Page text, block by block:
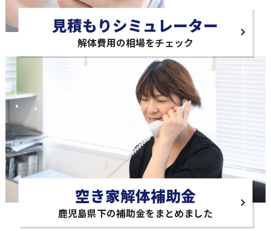
見積もりシミュレーター
解体費用の相場をチェック
空き家解体補助金
鹿児島県下の補助金をまとめました